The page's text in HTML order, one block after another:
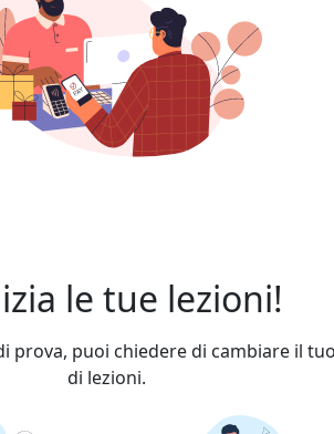
le tue lezioni!
puoi chiedere di cambiare il
di lezioni.